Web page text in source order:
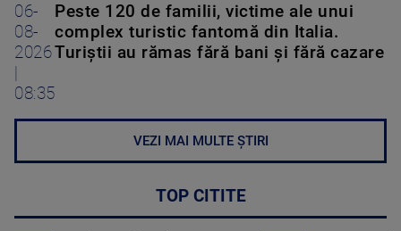
06-
08-
2026
08:35
Peste 120 de familii, victime ale unui
complex turistic fantomă din Italia.
Turiștii au rămas fără bani și fără cazare
VEZI MAI MULTE ȘTIRI
TOP CITITE